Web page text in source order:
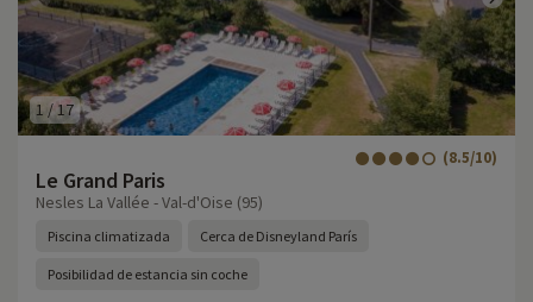
1 /17
Le Grand Paris
(8.5/10)
Nesles La Vallée - Val-d'Oise (95)
Piscina climatizada Cerca de Disneyland París
Posibilidad de estancia sin coche